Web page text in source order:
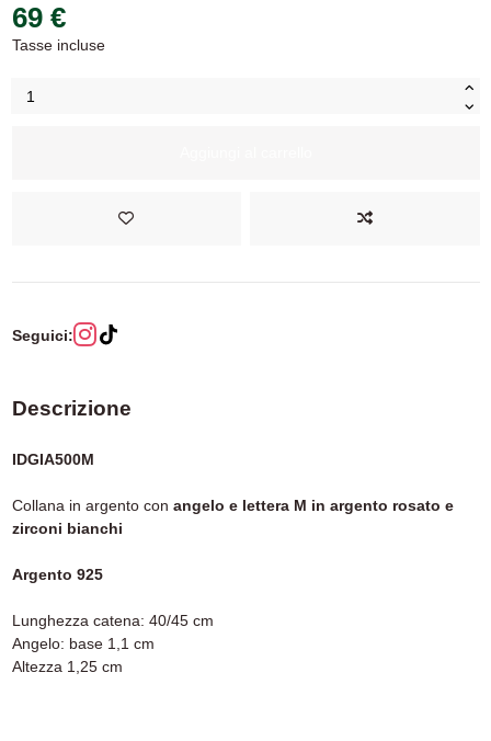
69 €
Tasse incluse
Seguici:
Descrizione
IDGIA500M
Collana in argento con angelo e lettera M in argento rosato e
zirconi bianchi
Argento 925
Lunghezza catena: 40/45 cm
Angelo: base 1,1 cm
Altezza 1,25 cm